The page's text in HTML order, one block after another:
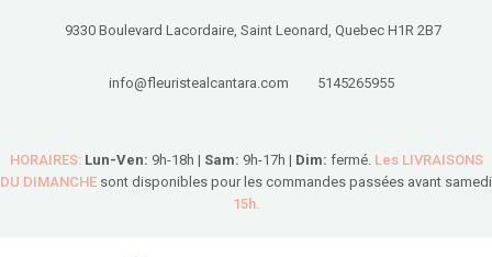
9330 Boulevard Lacordaire, Saint Leonard, Quebec H1R 2B7
info@fleuristealcantara.com 5145265955
HORAIRES: Lun-Ven: 9h-18h | Sam: 9h-17h | Dim: fermé. Les LIVRAISONS
DU DIMANCHE sont disponibles pour les commandes passées avant samedi
15h.